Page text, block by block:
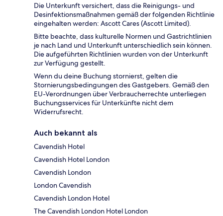
Die Unterkunft versichert, dass die Reinigungs- und
Desinfektionsmaßnahmen gemäß der folgenden Richtlinie
eingehalten werden: Ascott Cares (Ascott Limited).
Bitte beachte, dass kulturelle Normen und Gastrichtlinien
je nach Land und Unterkunft unterschiedlich sein können.
Die aufgeführten Richtlinien wurden von der Unterkunft
zur Verfügung gestellt.
Wenn du deine Buchung stornierst, gelten die
Stornierungsbedingungen des Gastgebers. Gemäß den
EU-Verordnungen über Verbraucherrechte unterliegen
Buchungsservices für Unterkünfte nicht dem
Widerrufsrecht.
Auch bekannt als
Cavendish Hotel
Cavendish Hotel London
Cavendish London
London Cavendish
Cavendish London Hotel
The Cavendish London Hotel London